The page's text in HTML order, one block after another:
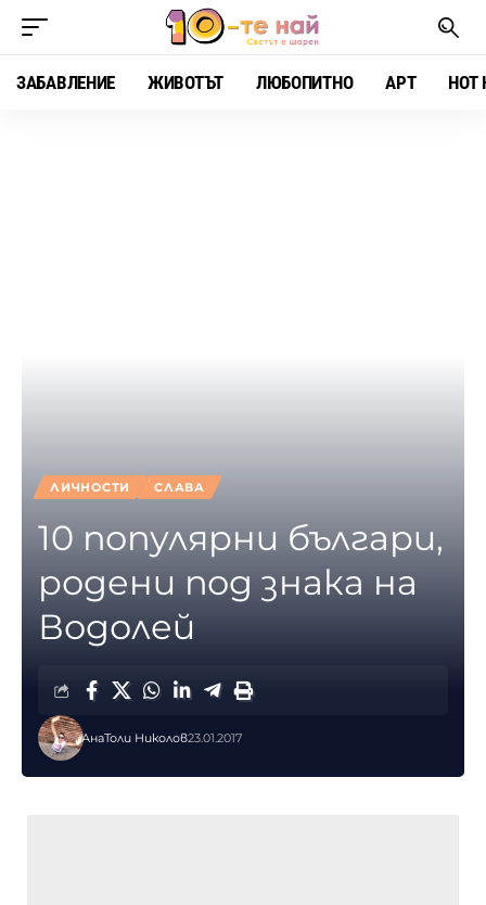
ЗАБАВЛЕНИЕ ЖИВОТЪТ ЛЮБОПИТНО АРТ HOT
ЛИЧНОСТИ СЛАВА
10 популярни българи,
родени под знака на
Водолей
АнаТоли Николов23.01.2017